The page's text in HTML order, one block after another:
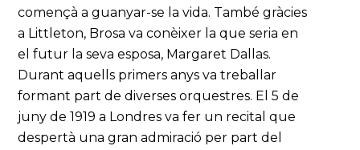
començà a guanyar-se la vida. També gràcies
a Littleton, Brosa va conèixer la que seria en
el futur la seva esposa, Margaret Dallas.
Durant aquells primers anys va treballar
formant part de diverses orquestres. El 5 de
juny de 1919 a Londres va fer un recital que
despertà una gran admiració per part del